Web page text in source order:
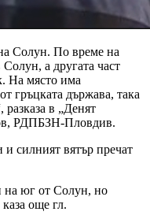
Солун. По време на
а другата част
На място има
гръцката държава, така
разказа в „Денят
РДПБЗН-Пловдив.
силният вятър пречат
на юг от Солун, но
още гл.